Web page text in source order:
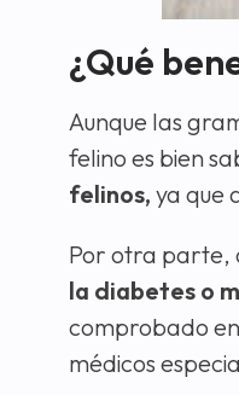
¿Qué
Aunque las
felino es bien
felinos, ya que
Por otra parte,
la diabetes o
comprobado
médicos